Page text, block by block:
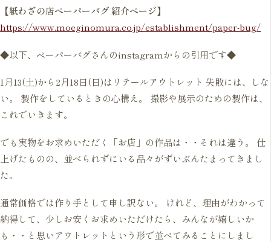
【紙わざの店ペーパーバグ 紹介ページ】
https://www.moeginomura.co.jp/establishment/paper-bug/
◆以下、ペーパーバグさんのinstagramからの引用です◆
1月13(土)から2月18日(日)はリテールアウトレット 失敗には、しな
い。 製作をしているときの心構え。 撮影や展示のための製作は、
これでいきます。
でも実物をお求めいただく「お店」の作品は・・それは違う。 仕
上げたものの、並べられずにいる品々がずいぶんたまってきまし
た。
通常価格では作り手として申し訳ない。 けれど、理由がわかって
納得して、少しお安くお求めいただけたら、みんなが嬉しいか
も・・と思いアウトレットという形で並べてみることにしまし